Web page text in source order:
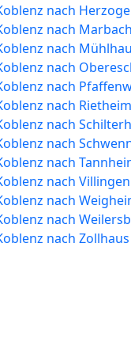
nach
nach Marbach
nach
nach
nach
nach Rietheim
nach
nach
nach
nach Villingen
nach
nach
nach Zollhaus